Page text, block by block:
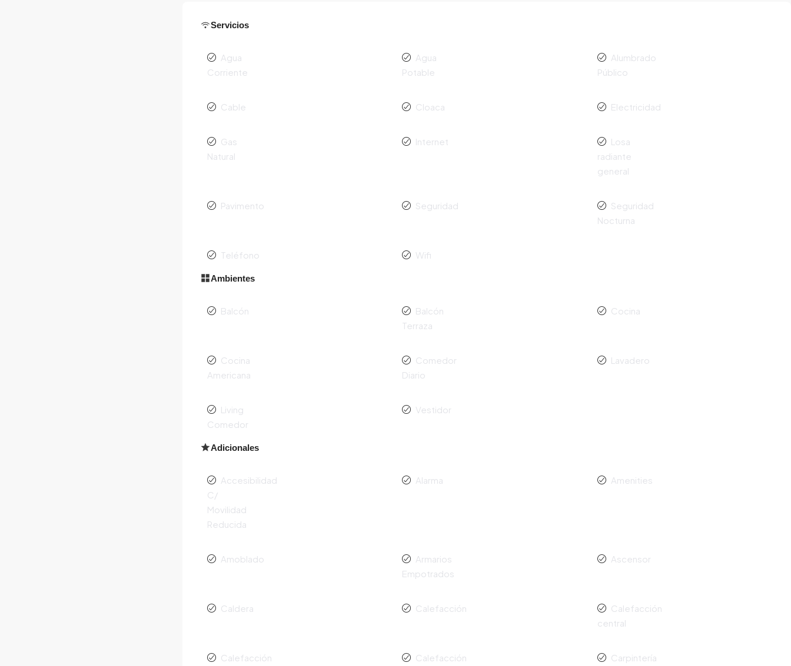
Servicios
Agua
Corriente
Agua
Potable
Alumbrado
Público
Cable Cloaca Electricidad
Gas
Natural
Internet
Losa
radiante
general
Pavimento Seguridad
Seguridad
Nocturna
Teléfono Wifi
Ambientes
Balcón
Balcón
Terraza
Cocina
Cocina
Americana
Comedor
Diario
Lavadero
Living
Comedor
Vestidor
Adicionales
Accesibilidad
C/
Movilidad
Reducida
Alarma Amenities
Amoblado
Armarios
Empotrados
Ascensor
Caldera Calefacción
Calefacción
central
Calefacción
Calefacción
Carpintería